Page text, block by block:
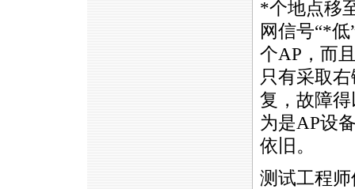
*个地点移
网信号“*低
个AP，而
只有采取
复，故障
为是AP设
依旧。
测试工程